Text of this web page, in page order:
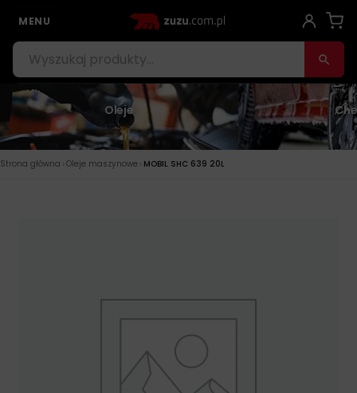
MENU
Oleje
Strona główna › Oleje maszynowe › MOBIL SHC 639 20L